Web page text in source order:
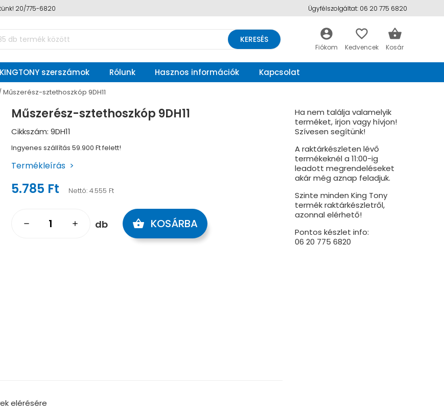
20/775-6820 Ügyfélszolgáltat: 06 20 775 6820
KINGTONY szerszámok Rólunk Hasznos információk Kapcsolat
account_circle favorite_border shopping_basket
KERESÉS
Műszerész-sztethoszkóp 9DH11
Műszerész-sztethoszkóp 9DH11
Cikkszám: 9DH11
Ingyenes szállítás 59.900 Ft felett!
Termékleírás
5.785 Ft Nettó: 4.555 Ft
remove add db shopping_basket KOSÁRBA
Ha nem találja valamelyik
terméket, írjon vagy hívjon!
Szívesen segítünk!
A raktárkészleten lévő
termékeknél a 11:00-ig
leadott megrendeléseket
akár még aznap feladjuk.
Szinte minden King Tony
termék raktárkészletről,
azonnal elérhető!
Pontos készlet info:
06 20 775 6820
elérésére